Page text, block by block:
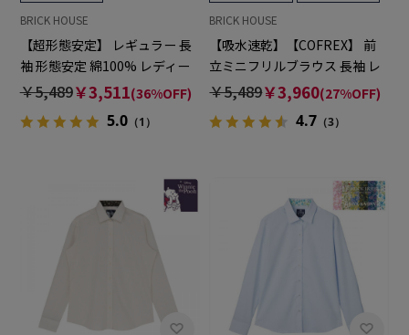
BRICK HOUSE
【超形態安定】 レギュラー 長
袖 形態安定 綿100% レディー
スシャツ
￥5,489￥3,511(36%OFF)
5.0（1）
BRICK HOUSE
【吸水速乾】【COFREX】 前
立ミニフリルブラウス 長袖 レ
ディースデザインシャツ
￥5,489￥3,960(27%OFF)
4.7 （3）